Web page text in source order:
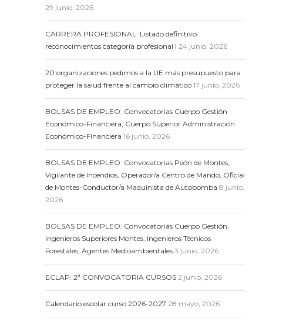
29 junio, 2026
CARRERA PROFESIONAL: Listado definitivo
reconocimientos categoría profesional I 24 junio, 2026
20 organizaciones pedimos a la UE más presupuesto para
proteger la salud frente al cambio climático 17 junio, 2026
BOLSAS DE EMPLEO: Convocatorias Cuerpo Gestión
Económico-Financiera, Cuerpo Superior Administración
Económico-Financiera 16 junio, 2026
BOLSAS DE EMPLEO: Convocatorias Peón de Montes,
Vigilante de Incendios, Operador/a Centro de Mando, Oficial
de Montes-Conductor/a Maquinista de Autobomba 8 junio,
2026
BOLSAS DE EMPLEO: Convocatorias Cuerpo Gestión,
Ingenieros Superiores Montes, Ingenieros Técnicos
Forestales, Agentes Medioambientales 3 junio, 2026
ECLAP: 2ª CONVOCATORIA CURSOS 2 junio, 2026
Calendario escolar curso 2026-2027 28 mayo, 2026